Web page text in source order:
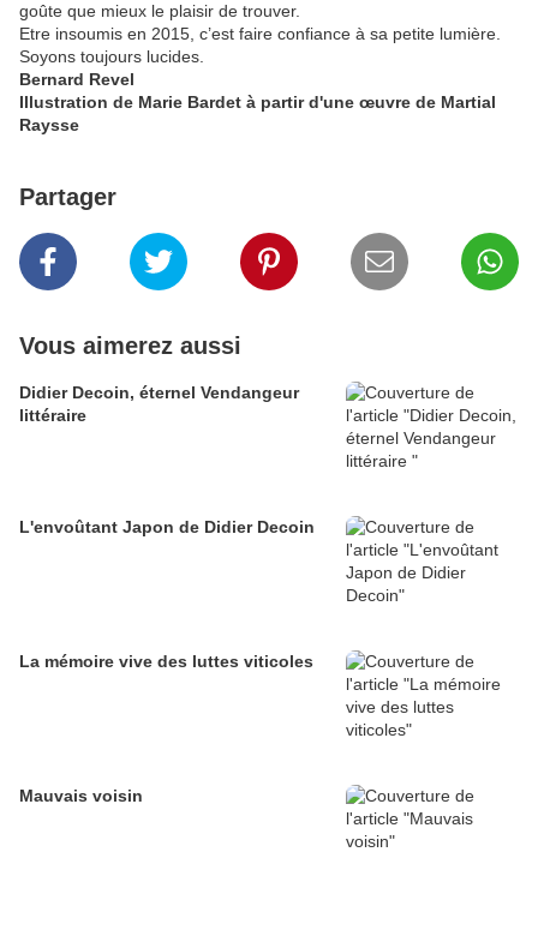
goûte que mieux le plaisir de trouver.
Etre insoumis en 2015, c’est faire confiance à sa petite lumière.
Soyons toujours lucides.
Bernard Revel
Illustration de Marie Bardet à partir d'une œuvre de Martial
Raysse
Partager
Vous aimerez aussi
Didier Decoin, éternel Vendangeur
littéraire
L'envoûtant Japon de Didier Decoin
La mémoire vive des luttes viticoles
Mauvais voisin